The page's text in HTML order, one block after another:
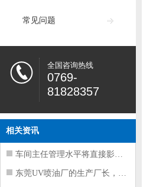
常见问题
全国咨询热线
0769-
81828357
相关资讯
车间主任管理水平将直接影响东莞注塑件
东莞UV喷油厂的生产厂长，到底在给工